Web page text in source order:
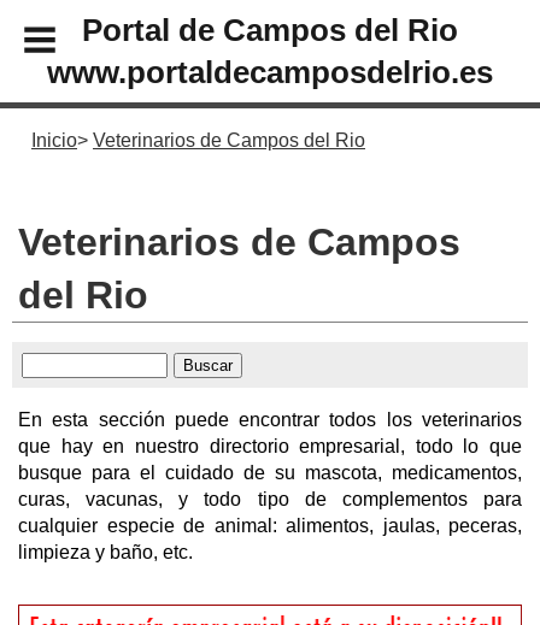
Portal de Campos del Rio
www.portaldecamposdelrio.es
Inicio Veterinarios de Campos del Rio
Veterinarios de Campos
del Rio
En esta sección puede encontrar todos los veterinarios
que hay en nuestro directorio empresarial, todo lo que
busque para el cuidado de su mascota, medicamentos,
curas, vacunas, y todo tipo de complementos para
cualquier especie de animal: alimentos, jaulas, peceras,
limpieza y baño, etc.